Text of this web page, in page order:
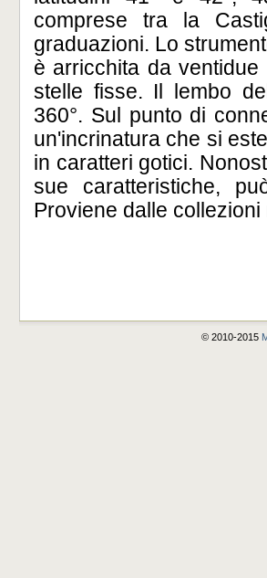
comprese tra la
graduazioni. Lo
è arricchita da
stelle fisse. Il lembo
360°. Sul punto di
un'incrinatura che si
in caratteri gotici.
sue caratteristiche,
Proviene dalle collezioni
© 2010-2015